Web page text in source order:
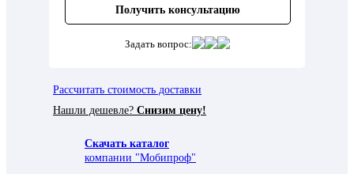
Получить консультацию
Задать вопрос:
Рассчитать стоимость доставки
Нашли дешевле? Снизим цену!
Скачать каталог
компании "Мобипроф"